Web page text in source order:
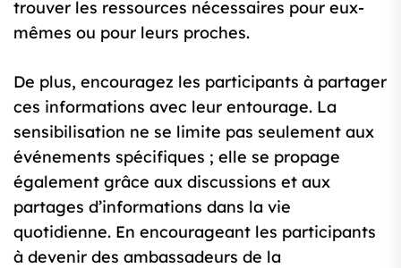
trouver les ressources nécessaires pour eux-
mêmes ou pour leurs proches.
De plus, encouragez les participants à partager
ces informations avec leur entourage. La
sensibilisation ne se limite pas seulement aux
événements spécifiques ; elle se propage
également grâce aux discussions et aux
partages d’informations dans la vie
quotidienne. En encourageant les participants
à devenir des ambassadeurs de la